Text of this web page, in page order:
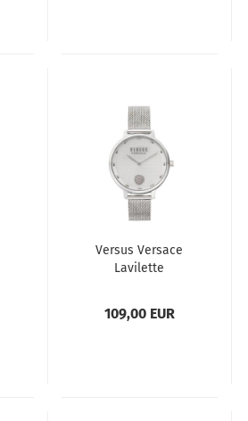
Versus Versace
Lavilette
109,00 EUR